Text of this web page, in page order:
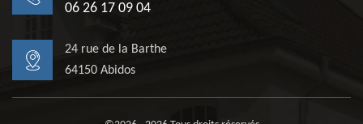
06 26 17 09 04
24 rue de la Barthe
64150 Abidos